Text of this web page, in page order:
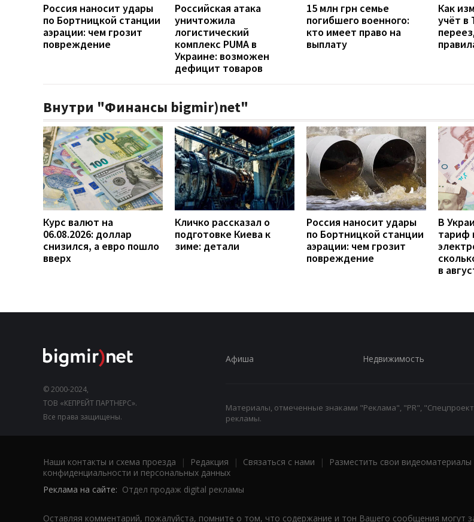
Россия наносит удары
по Бортницкой станции
аэрации: чем грозит
повреждение
Российская атака
уничтожила
логистический
комплекс PUMA в
Украине: возможен
дефицит товаров
15 млн грн семье
погибшего военного:
кто имеет право на
выплату
Как
учёт в
Внутри "Финансы bigmir)net"
Курс валют на
06.08.2026: доллар
снизился, а евро пошло
вверх
Кличко рассказал о
подготовке Киева к
зиме: детали
Россия наносит удары
по Бортницкой станции
аэрации: чем грозит
повреждение
В
тариф
в
© 2000-2024,
ТОВ «КЕПРЕЙТ ПАРТНЕРС».
Все права защищены.
Афиша Недвижимость
Материалы, отмеченные знаками "Реклама", "PR",
рекламы.
Наши контакты и схема проезда | Редакция | Связаться с нами | Разместить свои видеоматериалы
конфиденциальности и персональных данных
Реклама на сайте: Отдел продаж digital рекламы
Оставляя комментарий, пожалуйста, помните о том, что содержание и тон Вашего сообщения могут